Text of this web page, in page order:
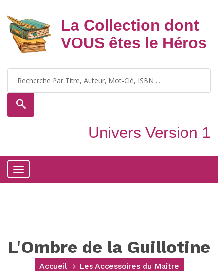
La Collection dont
VOUS êtes le Héros
Univers Version 1
Toggle
L'Ombre de la Guillotine
Accueil Les Accessoires du Maître